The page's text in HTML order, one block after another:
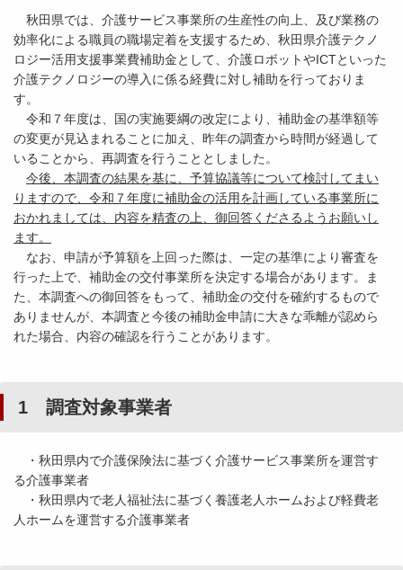
秋田県では、介護サービス事業所の生産性の向上、及び業務の
効率化による職員の職場定着を支援するため、秋田県介護テクノ
ロジー活用支援事業費補助金として、介護ロボットやICTといった
介護テクノロジーの導入に係る経費に対し補助を行っておりま
す。
令和７年度は、国の実施要綱の改定により、補助金の基準額等
の変更が見込まれることに加え、昨年の調査から時間が経過して
いることから、再調査を行うこととしました。
今後、本調査の結果を基に、予算協議等について検討してまい
りますので、令和７年度に補助金の活用を計画している事業所に
おかれましては、内容を精査の上、御回答くださるようお願いし
ます。
なお、申請が予算額を上回った際は、一定の基準により審査を
行った上で、補助金の交付事業所を決定する場合があります。ま
た、本調査への御回答をもって、補助金の交付を確約するもので
ありませんが、本調査と今後の補助金申請に大きな乖離が認めら
れた場合、内容の確認を行うことがあります。
1 調査対象事業者
・秋田県内で介護保険法に基づく介護サービス事業所を運営す
る介護事業者
・秋田県内で老人福祉法に基づく養護老人ホームおよび軽費老
人ホームを運営する介護事業者